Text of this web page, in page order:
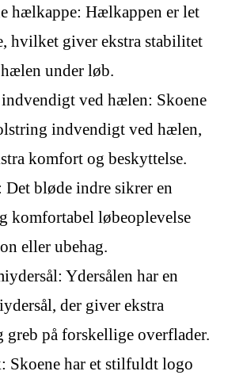
hælkappe: Hælkappen er let
hvilket giver ekstra stabilitet
under løb.
ved hælen: Skoene
indvendigt ved hælen,
komfort og beskyttelse.
bløde indre sikrer en
komfortabel løbeoplevelse
eller ubehag.
Ydersålen har en
der giver ekstra
på forskellige overflader.
Skoene har et stilfuldt logo